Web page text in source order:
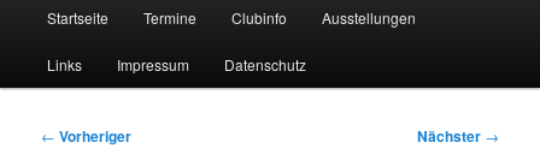
Startseite Termine Clubinfo Ausstellungen
Links Impressum Datenschutz
Beitragsnavigation
← Vorheriger Nächster →